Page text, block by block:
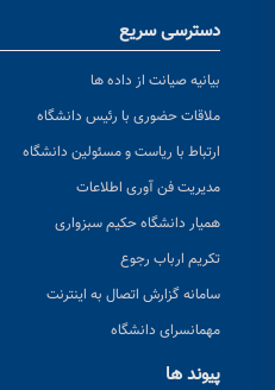
دسترسی سریع
بیانیه صیانت از داده ها
ملاقات حضوری با رئیس دانشگاه
ارتباط با ریاست و مسئولین دانشگاه
مدیریت فن آوری اطلاعات
همیار دانشگاه حکیم سبزواری
تکریم ارباب رجوع
سامانه گزارش اتصال به اینترنت
مهمانسرای دانشگاه
پیوند ها